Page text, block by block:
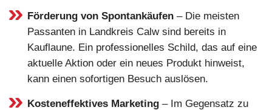
Förderung von Spontankäufen – Die meisten
Passanten in Landkreis Calw sind bereits in
Kauflaune. Ein professionelles Schild, das auf eine
aktuelle Aktion oder ein neues Produkt hinweist,
kann einen sofortigen Besuch auslösen.
Kosteneffektives Marketing – Im Gegensatz zu